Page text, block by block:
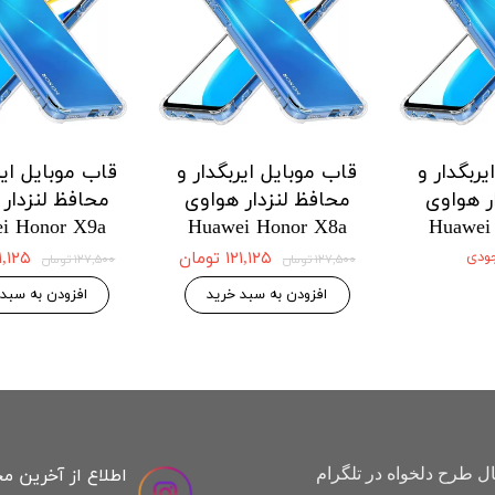
قاب موبایل
محافظ
X9a
۱۲۷,۵۰۰ تومان
افزودن به
قاب موبایل ایربگدار و
محافظ لنزدار هواوی
Huawei Honor X8a
۱۲۷,۵۰۰ تومان ۱۲۱,۱۲۵ تومان
افزودن به سبد خرید
و
هواوی
Huawei
طرح دلخواه در تلگرام اطلاع از